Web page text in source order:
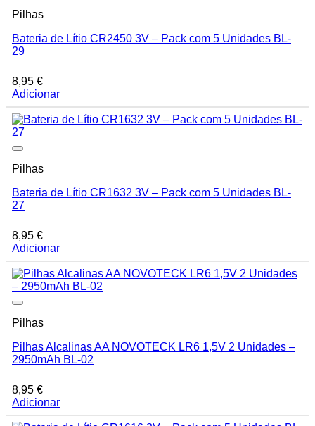
Pilhas
Bateria de Lítio CR2450 3V – Pack com 5 Unidades BL-
29
8,95 €
Adicionar
Pilhas
Bateria de Lítio CR1632 3V – Pack com 5 Unidades BL-
27
8,95 €
Adicionar
Pilhas
Pilhas Alcalinas AA NOVOTECK LR6 1,5V 2 Unidades –
2950mAh BL-02
8,95 €
Adicionar